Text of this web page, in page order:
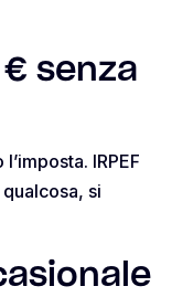
senza
IRPEF
si